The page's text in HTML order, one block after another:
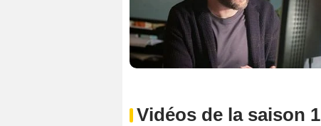
Vidéos de la saison 1